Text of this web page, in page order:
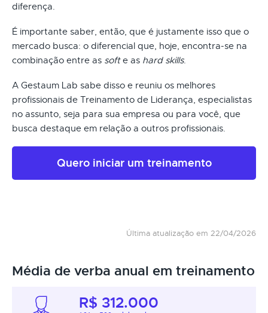
diferença.
É importante saber, então, que é justamente isso que o
mercado busca: o diferencial que, hoje, encontra-se na
combinação entre as softe as hard skills.
A Gestaum Lab sabe disso e reuniu os melhores
profissionais de Treinamento de Liderança, especialistas
no assunto, seja para sua empresa ou para você, que
busca destaque em relação a outros profissionais.
Quero iniciar um treinamento
Última atualização em 22/04/2026
Média de verba anual em treinamento
R$ 312.000